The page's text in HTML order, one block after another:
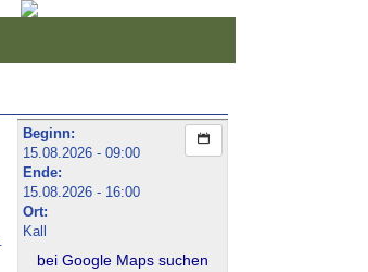
Beginn:
15.08.2026 - 09:00
Ende:
15.08.2026 - 16:00
Ort:
Kall
bei Google Maps suchen